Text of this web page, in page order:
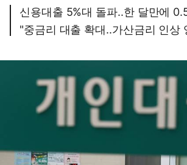
신용대출 5%대 돌파..한 달만에
"중금리 대출 확대..가산금리 인상